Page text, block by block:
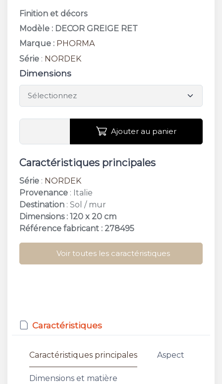
Finition et décors
Modèle : DECOR GREIGE RET
Marque : PHORMA
Série : NORDEK
Dimensions
Ajouter au panier
Caractéristiques principales
Série : NORDEK
Provenance : Italie
Destination : Sol / mur
Dimensions : 120 x 20 cm
Référence fabricant : 278495
Voir toutes les caractéristiques
Caractéristiques
Caractéristiques principales Aspect
Dimensions et matière